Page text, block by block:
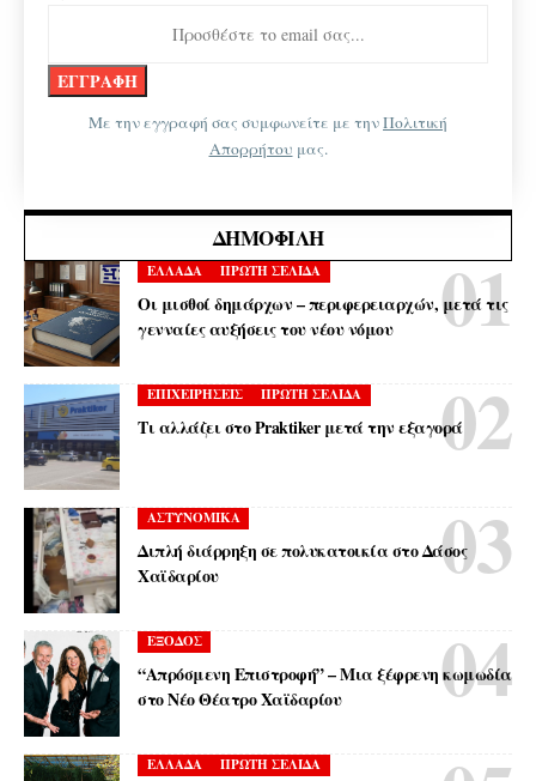
Με την εγγραφή σας συμφωνείτε με τηνΠολιτική
Απορρήτου μας.
ΔΗΜΟΦΙΛΉ
ΕΛΛΑΔΑ ΠΡΩΤΗ ΣΕΛΙΔΑ
Οι μισθοί δημάρχων – περιφερειαρχών, μετά τις
γενναίες αυξήσεις του νέου νόμου
ΕΠΙΧΕΙΡΗΣΕΙΣ ΠΡΩΤΗ ΣΕΛΙΔΑ
Τι αλλάζει στο Praktiker μετά την εξαγορά
ΑΣΤΥΝΟΜΙΚΑ
Διπλή διάρρηξη σε πολυκατοικία στο Δάσος
Χαϊδαρίου
ΕΞΟΔΟΣ
“Απρόσμενη Επιστροφή” – Μια ξέφρενη κωμωδία
στο Νέο Θέατρο Χαϊδαρίου
ΕΛΛΑΔΑ ΠΡΩΤΗ ΣΕΛΙΔΑ